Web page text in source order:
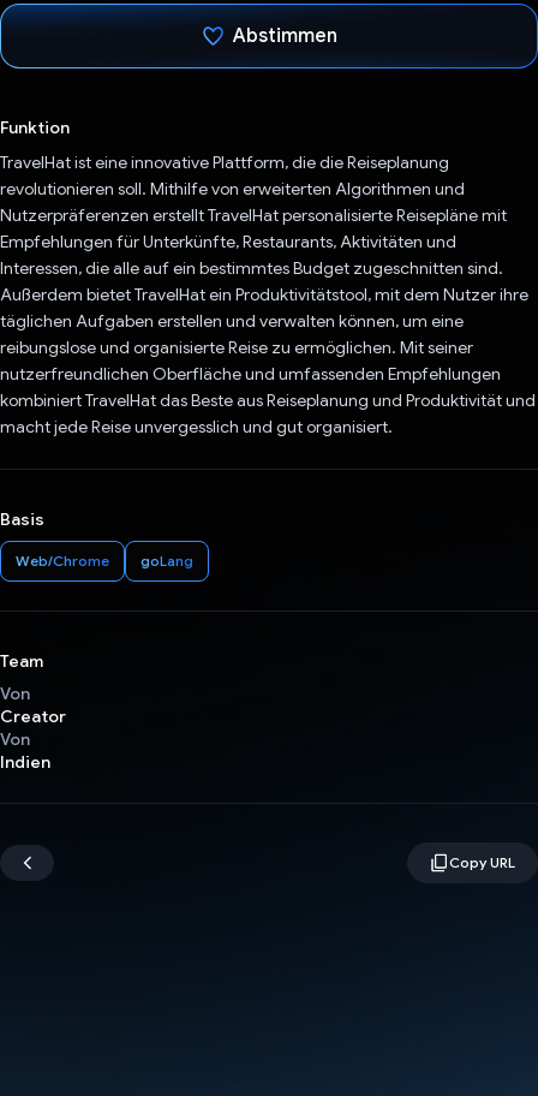
Abstimmen
Funktion
TravelHat ist eine innovative Plattform, die die Reiseplanung
revolutionieren soll. Mithilfe von erweiterten Algorithmen und
Nutzerpräferenzen erstellt TravelHat personalisierte Reisepläne mit
Empfehlungen für Unterkünfte, Restaurants, Aktivitäten und
Interessen, die alle auf ein bestimmtes Budget zugeschnitten sind.
Außerdem bietet TravelHat ein Produktivitätstool, mit dem Nutzer ihre
täglichen Aufgaben erstellen und verwalten können, um eine
reibungslose und organisierte Reise zu ermöglichen. Mit seiner
nutzerfreundlichen Oberfläche und umfassenden Empfehlungen
kombiniert TravelHat das Beste aus Reiseplanung und Produktivität und
macht jede Reise unvergesslich und gut organisiert.
Basis
Web/Chrome goLang
Team
Von
Creator
Von
Indien